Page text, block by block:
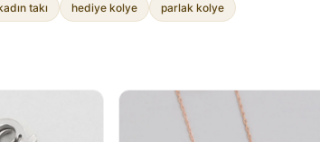
takı hediye kolye parlak kolye